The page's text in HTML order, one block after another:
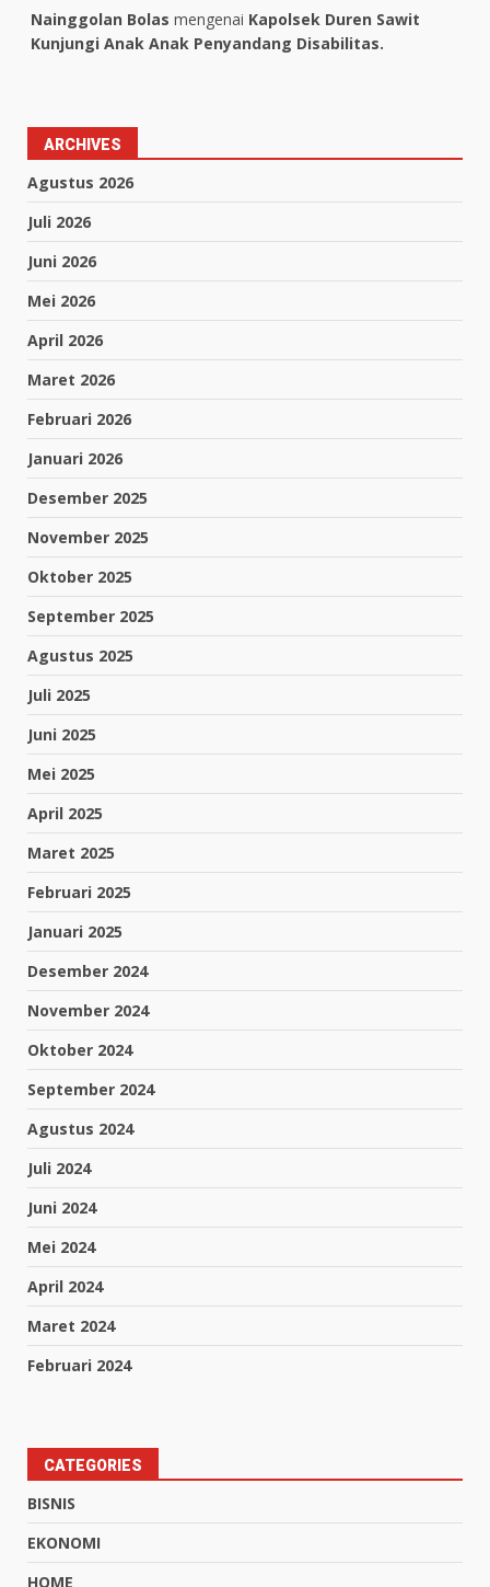
Nainggolan Bolas mengenai Kapolsek Duren Sawit
Kunjungi Anak Anak Penyandang Disabilitas.
ARCHIVES
Agustus 2026
Juli 2026
Juni 2026
Mei 2026
April 2026
Maret 2026
Februari 2026
Januari 2026
Desember 2025
November 2025
Oktober 2025
September 2025
Agustus 2025
Juli 2025
Juni 2025
Mei 2025
April 2025
Maret 2025
Februari 2025
Januari 2025
Desember 2024
November 2024
Oktober 2024
September 2024
Agustus 2024
Juli 2024
Juni 2024
Mei 2024
April 2024
Maret 2024
Februari 2024
CATEGORIES
BISNIS
EKONOMI
HOME